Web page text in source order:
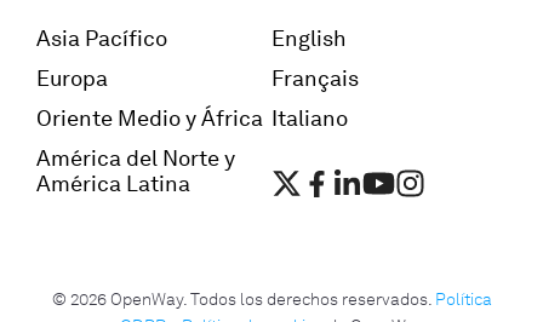
Asia Pacífico
Europa
Oriente Medio y África
América del Norte y
América Latina
English
Français
Italiano
© 2026 OpenWay. Todos los derechos reservados. Política